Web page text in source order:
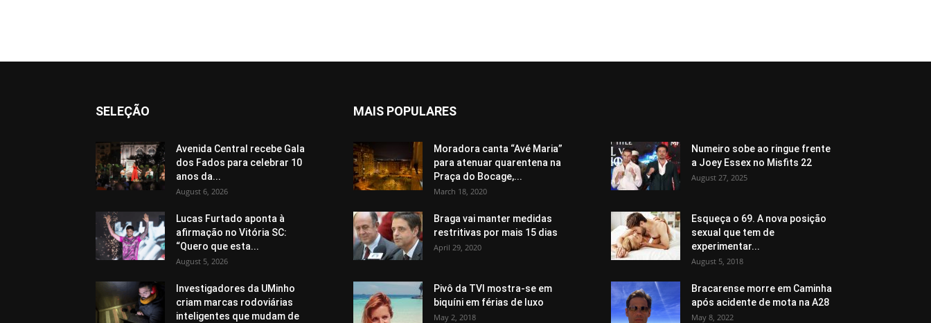
SELEÇÃO
Avenida Central recebe Gala
dos Fados para celebrar 10
anos da...
August 6, 2026
Lucas Furtado aponta à
afirmação no Vitória SC:
“Quero que esta...
August 5, 2026
Investigadores da UMinho
criam marcas rodoviárias
inteligentes que mudam de
MAIS POPULARES
Moradora canta “Avé Maria”
para atenuar quarentena na
Praça do Bocage,...
March 18, 2020
Numeiro sobe ao ringue frente
a Joey Essex no Misfits 22
August 27, 2025
Braga vai manter medidas
restritivas por mais 15 dias
April 29, 2020
Esqueça o 69. A nova posição
sexual que tem de
experimentar...
August 5, 2018
Pivô da TVI mostra-se em
biquíni em férias de luxo
May 2, 2018
Bracarense morre em Caminha
após acidente de mota na A28
May 8, 2022